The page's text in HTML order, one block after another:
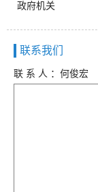
政府机关
联系我们
联 系 人 ：何俊宏